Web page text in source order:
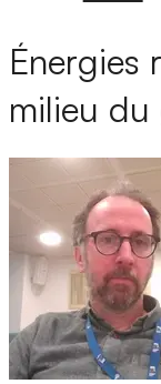
Énergies
milieu du